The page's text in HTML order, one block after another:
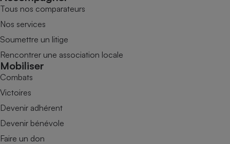
Tous nos comparateurs
Nos services
Soumettre un litige
Rencontrer une association locale
Mobiliser
Combats
Victoires
Devenir adhérent
Devenir bénévole
Faire un don